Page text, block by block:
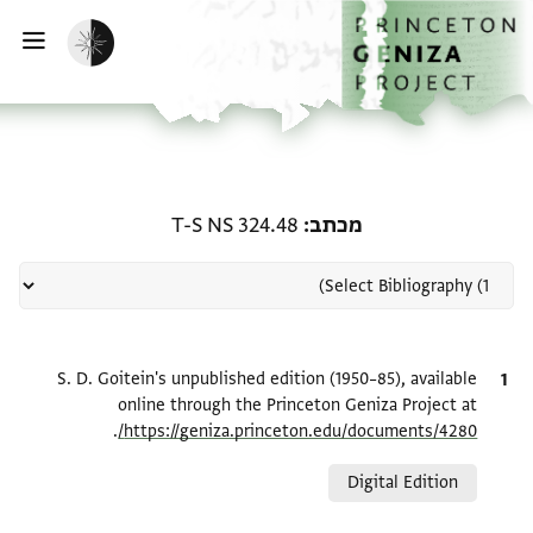
לתוכןהבית
הפעלת מצב כהה
מכתב T-S NS 324.48
ציטוט
S. D. Goitein's unpublished edition (1950–85), available
online through the Princeton Geniza Project at
https://geniza.princeton.edu/documents/4280/
.
Digital Edition